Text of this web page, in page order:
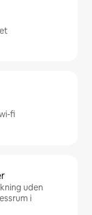
fi
uden
i